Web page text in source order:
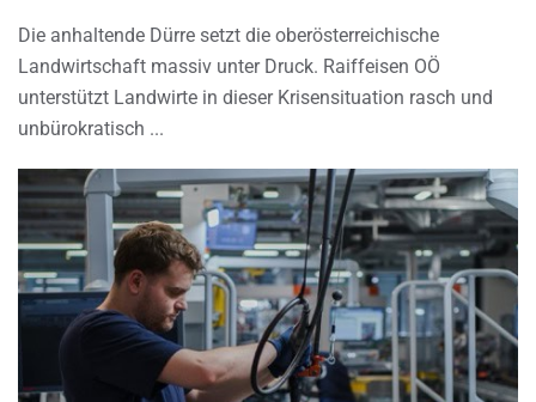
Die anhaltende Dürre setzt die oberösterreichische
Landwirtschaft massiv unter Druck. Raiffeisen OÖ
unterstützt Landwirte in dieser Krisensituation rasch und
unbürokratisch